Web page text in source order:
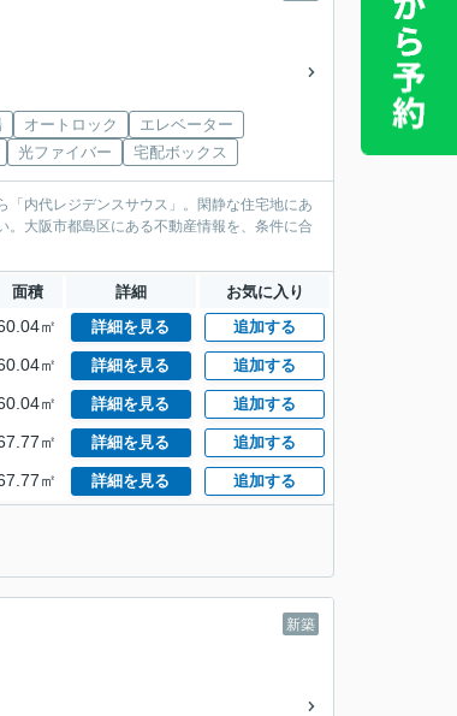
オートロック
エレベーター
光ファイバー 宅配ボックス
「内代レジデンスサウス」。閑静な住宅地にあ
大阪市都島区にある不動産情報を、条件に合
面積 詳細 お気に入り
㎡ 詳細を見る 追加する
㎡ 詳細を見る 追加する
㎡ 詳細を見る 追加する
㎡ 詳細を見る 追加する
㎡ 詳細を見る 追加する
新築